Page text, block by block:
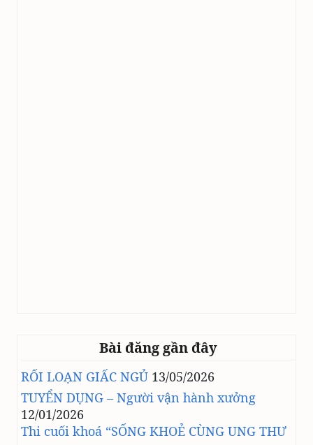
Bài đăng gần đây
RỐI LOẠN GIẤC NGỦ 13/05/2026
TUYỂN DỤNG – Người vận hành xưởng
12/01/2026
Thi cuối khoá “SỐNG KHOẺ CÙNG UNG THƯ